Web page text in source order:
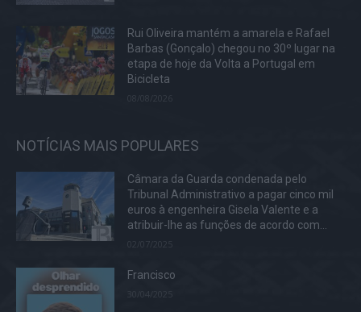
Rui Oliveira mantém a amarela e Rafael
Barbas (Gonçalo) chegou no 30º lugar na
etapa de hoje da Volta a Portugal em
Bicicleta
08/08/2026
NOTÍCIAS MAIS POPULARES
Câmara da Guarda condenada pelo
Tribunal Administrativo a pagar cinco mil
euros à engenheira Gisela Valente e a
atribuir-lhe as funções de acordo com...
02/07/2025
Francisco
30/04/2025